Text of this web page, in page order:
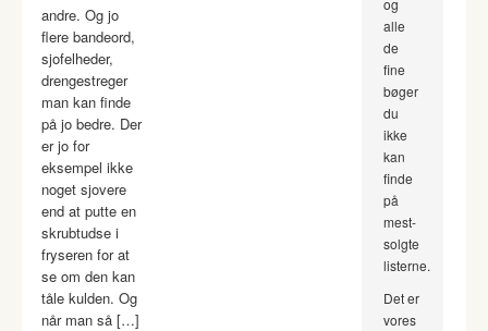
andre. Og jo
flere bandeord,
sjofelheder,
drengestreger
man kan finde
på jo bedre. Der
er jo for
eksempel ikke
noget sjovere
end at putte en
skrubtudse i
fryseren for at
se om den kan
tåle kulden. Og
når man så […]
og
alle
de
fine
bøger
du
ikke
kan
finde
på
mest-
solgte
listerne.
Det er
vores